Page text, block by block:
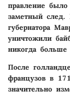
правление было
заметный след.
губернатора
уничтожили
никогда больше
После
французов в
значительно